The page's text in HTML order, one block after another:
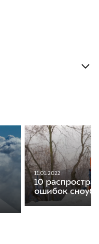
11.01.2022
10
ошибок